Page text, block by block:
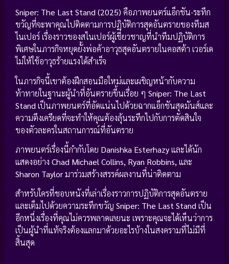
Sniper: The Last Stand (2025) คือภาพยนตร์แอ็กชัน-ระทึก
ขวัญที่จะพาคุณไปติดตามการปฏิบัติการสุดอันตรายของทีมส
ไนเปอร์ เรื่องราวของสไนเปอร์ผู้เชี่ยวชาญที่นำทีมปฏิบัติการ
พิเศษในภารกิจหยุดยั้งพ่อค้าอาวุธสุดอันตรายในคอสต้า เวอร์เด
ไม่ให้ใช้อาวุธร้ายแรงได้สำเร็จ
ในภารกิจนี้เขาต้องฝึกสอนมือใหม่และเผชิญหน้ากับความ
ท้าทายในฐานะผู้นำที่อันตรายขึ้นเรื่อย ๆ Sniper: The Last
Stand เป็นภาพยนตร์ที่อัดแน่นไปด้วยฉากแอ็กชันสุดมันส์และ
ความตึงเครียดที่จะทำให้คุณต้องลุ้นระทึกไปกับการตัดสินใจ
ของตัวละครในสถานการณ์ที่อันตราย
ภาพยนตร์เรื่องนี้กำกับโดย Danishka Esterhazyและได้นัก
แสดงอย่าง Chad Michael Collins, Ryan Robbins, และ
Sharon Taylorมาร่วมสร้างสรรค์ผลงานที่น่าติดตาม
สำหรับใครที่ชอบหนังที่เล่าเรื่องราวการปฏิบัติการสุดอันตราย
และเต็มไปด้วยความระทึกขวัญ Sniper: The Last Standเป็น
อีกหนึ่งเรื่องที่คุณไม่ควรพลาดเลยนะ เพราะคุณจะได้เห็นว่าการ
เป็นผู้นำที่แท้จริงต้องแลกมาด้วยอะไรบ้างในสงครามที่ไม่มีที่
สิ้นสุด